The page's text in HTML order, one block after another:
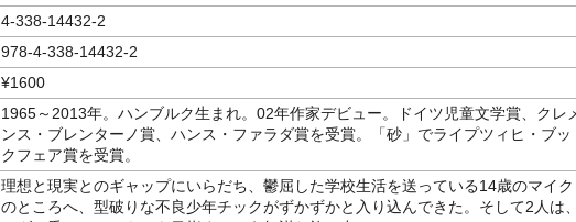
4-338-14432-2
978-4-338-14432-2
¥1600
1965～2013年。ハンブルク生まれ。02年作家デビュー。ドイツ児童文学賞、クレ
ンス・ブレンターノ賞、ハンス・ファラダ賞を受賞。「砂」でライプツィヒ・ブッ
クフェア賞を受賞。
理想と現実とのギャップにいらだち、鬱屈した学校生活を送っている14歳のマイク
のところへ、型破りな不良少年チックがずかずかと入り込んできた。そして2人は